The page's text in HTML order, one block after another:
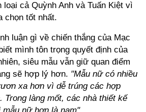
cả Quỳnh Anh và Tuấn Kiệt vì
chọn tốt nhất.
luận gì về chiến thắng của Mạc
mình tôn trọng quyết định của
siêu mẫu vẫn giữ quan điểm
sẽ hợp lý hơn. "Mẫu nữ có nhiều
xa hơn vì dễ trúng các hợp
Trong làng mốt, các nhà thiết kế